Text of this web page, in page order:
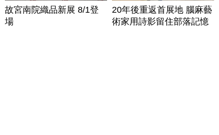
故宮南院織品新展 8/1登
場
20年後重返首展地 腦麻藝
術家用詩影留住部落記憶